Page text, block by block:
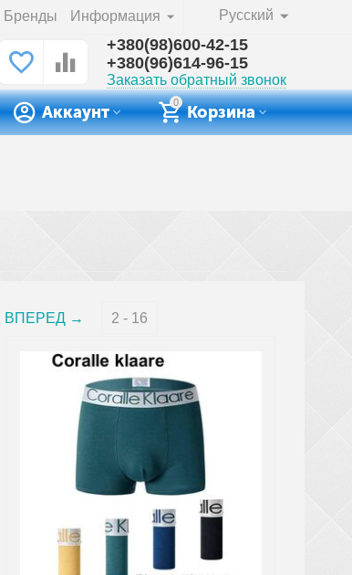
Русский
Бренды Информация
+380(98)600-42-15
+380(96)614-96-15
Заказать обратный звонок
0
Корзина
Аккаунт
ВПЕРЕД 2 - 16